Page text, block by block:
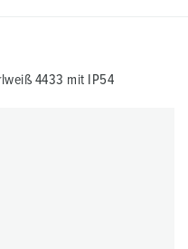
4433 mit IP54